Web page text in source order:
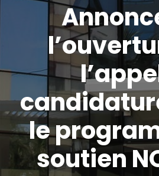
le
soutien